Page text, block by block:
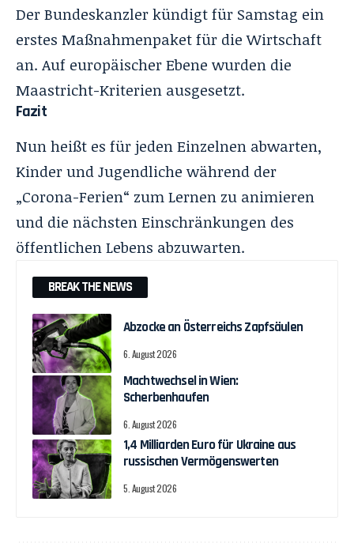
Der Bundeskanzler kündigt für Samstag ein
erstes Maßnahmenpaket für die Wirtschaft
an. Auf europäischer Ebene wurden die
Maastricht-Kriterien ausgesetzt.
Fazit
Nun heißt es für jeden Einzelnen abwarten,
Kinder und Jugendliche während der
„Corona-Ferien“ zum Lernen zu animieren
und die nächsten Einschränkungen des
öffentlichen Lebens abzuwarten.
BREAK THE NEWS
Abzocke an Österreichs Zapfsäulen
6. August 2026
Machtwechsel in Wien:
Scherbenhaufen
6. August 2026
1,4 Milliarden Euro für Ukraine aus
russischen Vermögenswerten
5. August 2026